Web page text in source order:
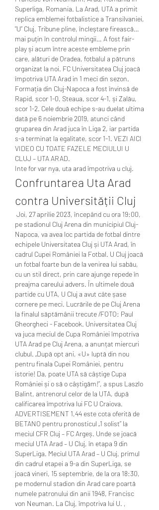
Superliga, Romania. La Arad, UTA a primit
replica emblemei fotbalistice a Transilvaniei,
”U” Cluj. Tribune pline, încleștare firească…
mai puțin în controlul mingii… A fost fair-
play și acum între aceste embleme prin
care, alături de Oradea, fotbalul a pătruns
organizat la noi. FC Universitatea Cluj joacă
împotriva UTA Arad in 1 meci din sezon.
Formația din Cluj-Napoca a fost învinsă de
Rapid, scor 1-0, Steaua, scor 4-1, și Zalău,
scor 1-2. Cele două echipe s-au duelat ultima
dată pe 6 noiembrie 2019, atunci când
gruparea din Arad juca în Liga 2, iar partida
s-a terminat la egalitate, scor 1-1. VEZI AICI
VIDEO CU TOATE FAZELE MECIULUI U
CLUJ – UTA ARAD.
Inte for var nya, uta arad împotriva u cluj.
Confruntarea Uta Arad
contra Universității Cluj
pe stadionul Cluj Arena din municipiul Cluj-
Napoca, va avea loc partida de fotbal dintre
echipele Universitatea Cluj și UTA Arad, în
cadrul Cupei României la Fotbal. U Cluj joacă
un fotbal foarte bun de la venirea lui sabău,
cu un stil direct, prin care ajunge repede în
preajma careului advers. În ultimele două
partide cu UTA, U Cluj a avut câte șase
cornere pe meci. Lucrările de pe Cluj Arena
la finalul săptămânii trecute /FOTO: Paul
Gheorgheci - Facebook. Universitatea Cluj
va juca meciul de Cupa României împotriva
UTA Arad pe Cluj Arena, a anunțat miercuri
clubul. „După opt ani, «U» luptă din nou
pentru finala Cupei României, pentru
istorie! Da, poate UTA să câștige Cupa
României și o să o câștigăm!”, a spus Laszlo
Balint, antrenorul celor de la UTA, după
calificarea împotriva lui FC U Craiova.
ADVERTISEMENT 1,44 este cota oferită de
BETANO pentru pronosticul „1 solist” la
meciul CFR Cluj – FC Argeș. Unde se joacă
meciul UTA Arad – U Cluj, în etapa 9 din
SuperLiga. Meciul UTA Arad – U Cluj, primul
din cadrul etapei a 9-a din SuperLiga, se
joacă vineri, 15 septembrie, de la ora 18:30,
pe modernul stadion din Arad care poartă
numele patronului din anii 1948, Francisc
von Neuman. La Cluj, împotriva lui U. ,